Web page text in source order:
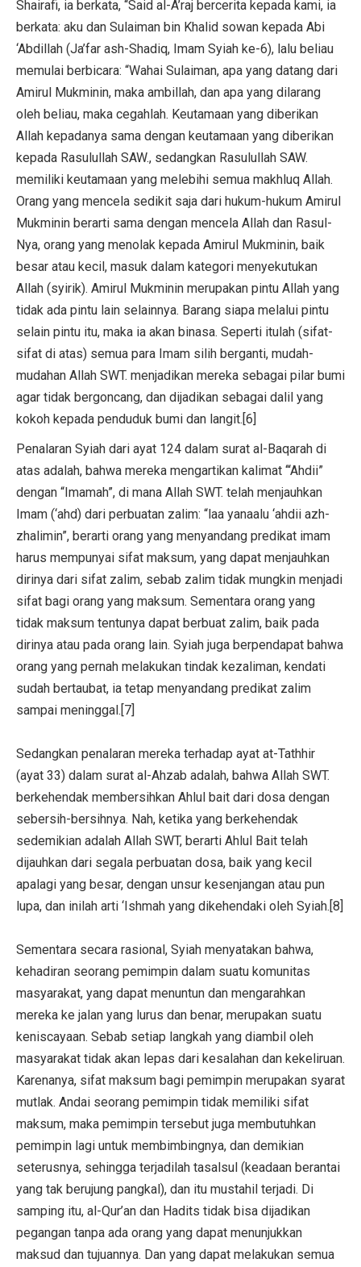
Shairafi, ia berkata, “Said al-A’raj bercerita kepada kami, ia
berkata: aku dan Sulaiman bin Khalid sowan kepada Abi
‘Abdillah (Ja’far ash-Shadiq, Imam Syiah ke-6), lalu beliau
memulai berbicara: “Wahai Sulaiman, apa yang datang dari
Amirul Mukminin, maka ambillah, dan apa yang dilarang
oleh beliau, maka cegahlah. Keutamaan yang diberikan
Allah kepadanya sama dengan keutamaan yang diberikan
kepada Rasulullah SAW., sedangkan Rasulullah SAW.
memiliki keutamaan yang melebihi semua makhluq Allah.
Orang yang mencela sedikit saja dari hukum-hukum Amirul
Mukminin berarti sama dengan mencela Allah dan Rasul-
Nya, orang yang menolak kepada Amirul Mukminin, baik
besar atau kecil, masuk dalam kategori menyekutukan
Allah (syirik). Amirul Mukminin merupakan pintu Allah yang
tidak ada pintu lain selainnya. Barang siapa melalui pintu
selain pintu itu, maka ia akan binasa. Seperti itulah (sifat-
sifat di atas) semua para Imam silih berganti, mudah-
mudahan Allah SWT. menjadikan mereka sebagai pilar bumi
agar tidak bergoncang, dan dijadikan sebagai dalil yang
kokoh kepada penduduk bumi dan langit.[6]
Penalaran Syiah dari ayat 124 dalam surat al-Baqarah di
atas adalah, bahwa mereka mengartikan kalimat ‘“Ahdii”
dengan “Imamah”, di mana Allah SWT. telah menjauhkan
Imam (‘ahd) dari perbuatan zalim: “laa yanaalu ‘ahdii azh-
zhalimin”, berarti orang yang menyandang predikat imam
harus mempunyai sifat maksum, yang dapat menjauhkan
dirinya dari sifat zalim, sebab zalim tidak mungkin menjadi
sifat bagi orang yang maksum. Sementara orang yang
tidak maksum tentunya dapat berbuat zalim, baik pada
dirinya atau pada orang lain. Syiah juga berpendapat bahwa
orang yang pernah melakukan tindak kezaliman, kendati
sudah bertaubat, ia tetap menyandang predikat zalim
sampai meninggal.[7]
Sedangkan penalaran mereka terhadap ayat at-Tathhir
(ayat 33) dalam surat al-Ahzab adalah, bahwa Allah SWT.
berkehendak membersihkan Ahlul bait dari dosa dengan
sebersih-bersihnya. Nah, ketika yang berkehendak
sedemikian adalah Allah SWT, berarti Ahlul Bait telah
dijauhkan dari segala perbuatan dosa, baik yang kecil
apalagi yang besar, dengan unsur kesenjangan atau pun
lupa, dan inilah arti ‘Ishmah yang dikehendaki oleh Syiah.[8]
Sementara secara rasional, Syiah menyatakan bahwa,
kehadiran seorang pemimpin dalam suatu komunitas
masyarakat, yang dapat menuntun dan mengarahkan
mereka ke jalan yang lurus dan benar, merupakan suatu
keniscayaan. Sebab setiap langkah yang diambil oleh
masyarakat tidak akan lepas dari kesalahan dan kekeliruan.
Karenanya, sifat maksum bagi pemimpin merupakan syarat
mutlak. Andai seorang pemimpin tidak memiliki sifat
maksum, maka pemimpin tersebut juga membutuhkan
pemimpin lagi untuk membimbingnya, dan demikian
seterusnya, sehingga terjadilah tasalsul (keadaan berantai
yang tak berujung pangkal), dan itu mustahil terjadi. Di
samping itu, al-Qur’an dan Hadits tidak bisa dijadikan
pegangan tanpa ada orang yang dapat menunjukkan
maksud dan tujuannya. Dan yang dapat melakukan semua